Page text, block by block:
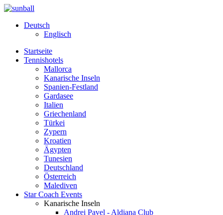
Deutsch
Englisch
Startseite
Tennishotels
Mallorca
Kanarische Inseln
Spanien-Festland
Gardasee
Italien
Griechenland
Türkei
Zypern
Kroatien
Ägypten
Tunesien
Deutschland
Österreich
Malediven
Star Coach Events
Kanarische Inseln
Andrei Pavel - Aldiana Club